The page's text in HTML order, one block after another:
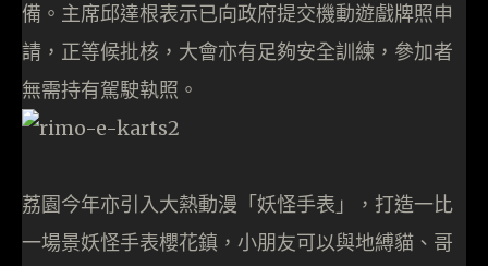
備。主席邱達根表示已向政府提交機動遊戲牌照申
請，正等候批核，大會亦有足夠安全訓練，參加者
無需持有駕駛執照。
荔園今年亦引入大熱動漫「妖怪手表」，打造一比
一場景妖怪手表櫻花鎮，小朋友可以與地縛貓、哥